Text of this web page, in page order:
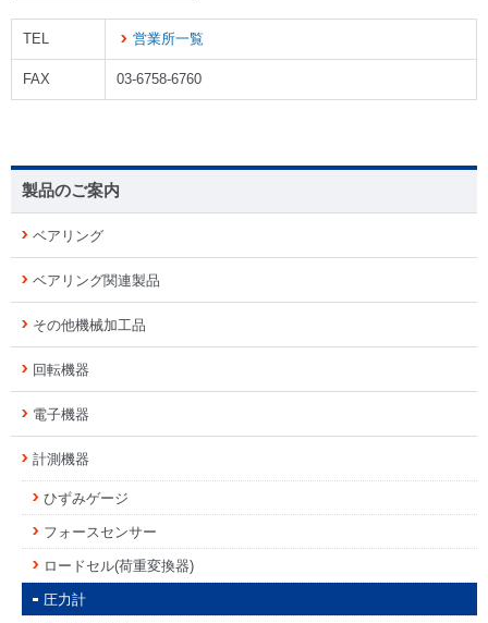
TEL 営業所一覧
FAX 03-6758-6760
製品のご案内
ベアリング
ベアリング関連製品
その他機械加工品
回転機器
電子機器
計測機器
ひずみゲージ
フォースセンサー
ロードセル(荷重変換器)
圧力計